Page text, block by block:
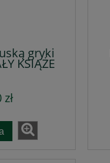
gryki
KSIĄŻE